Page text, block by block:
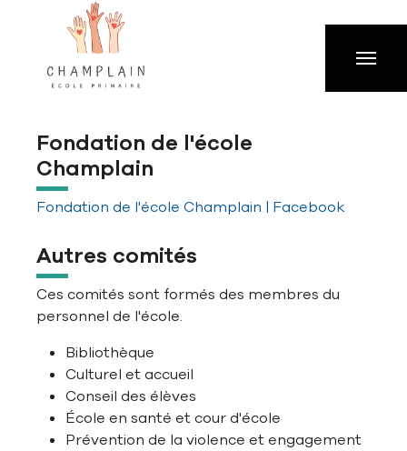
Aller à la navigation principale
Aller au contenu principal
Passer au pied de page
Fondation de l'école
Champlain
Fondation de l'école Champlain | Facebook
Autres comités
Ces comités sont formés des membres du
personnel de l'école.
Bibliothèque
Culturel et accueil
Conseil des élèves
École en santé et cour d'école
Prévention de la violence et engagement